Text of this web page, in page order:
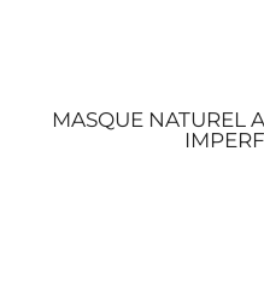
MASQUE NATUREL